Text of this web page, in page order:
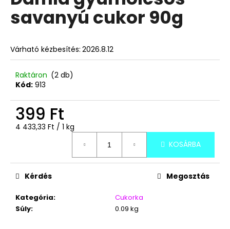
ből
savanyú cukor 90g
Várható kézbesítés: 2026.8.12
Raktáron (2 db)
Kód: 913
399 Ft
Egységár:
4 433,33 Ft / 1 kg
KOSÁRBA
Kategória:
Cukorka
Súly: 0.09 kg
Kérdés Megosztás
á
n
u
12,7G
205